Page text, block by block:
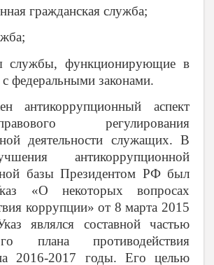
гражданская служба;
службы, функционирующие в
с федеральными законами.
антикоррупционный аспект
правового регулирования
деятельности служащих. В
антикоррупционной
базы Президентом РФ был
«О некоторых вопросах
коррупции» от 8 марта 2015
являлся составной частью
плана противодействия
2016-2017 годы. Его целью